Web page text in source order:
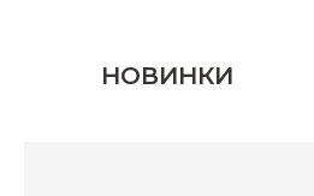
НОВИНКИ